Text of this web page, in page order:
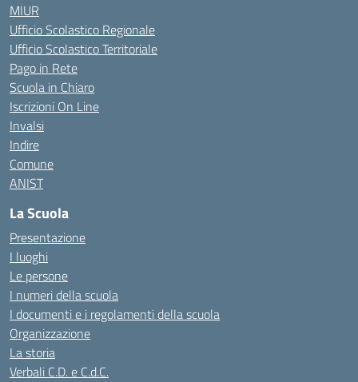
MIUR
Ufficio Scolastico Regionale
Ufficio Scolastico Territoriale
Pago in Rete
Scuola in Chiaro
Iscrizioni On Line
Invalsi
Indire
Comune
ANIST
La Scuola
Presentazione
I luoghi
Le persone
I numeri della scuola
I documenti e i regolamenti della scuola
Organizzazione
La storia
Verbali C.D. e C.d.C.